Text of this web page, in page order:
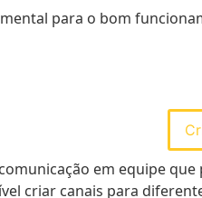
para o bom
em equipe
criar canais para